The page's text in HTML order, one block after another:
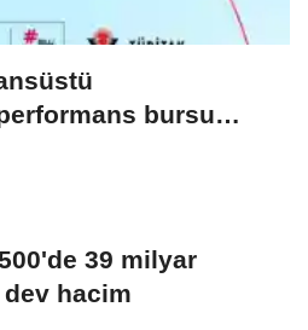
bursu
39 milyar
dev hacim